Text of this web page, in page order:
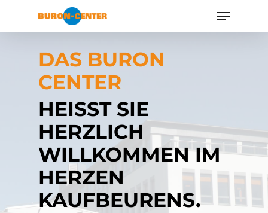
DAS BURON
CENTER
HEISST SIE H
ERZLICH W
ILLKOMMEN IM H
ERZEN K
AUFBEURENS.